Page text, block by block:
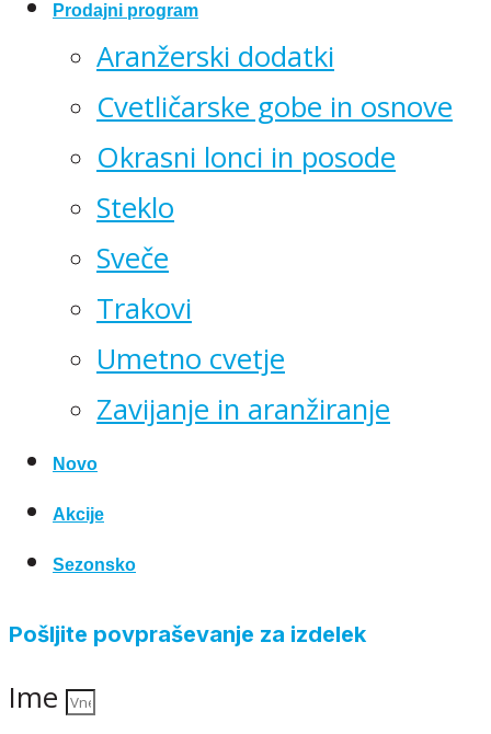
Prodajni program
Aranžerski dodatki
Cvetličarske gobe in osnove
Okrasni lonci in posode
Steklo
Sveče
Trakovi
Umetno cvetje
Zavijanje in aranžiranje
Novo
Akcije
Sezonsko
Pošljite povpraševanje za izdelek
Ime